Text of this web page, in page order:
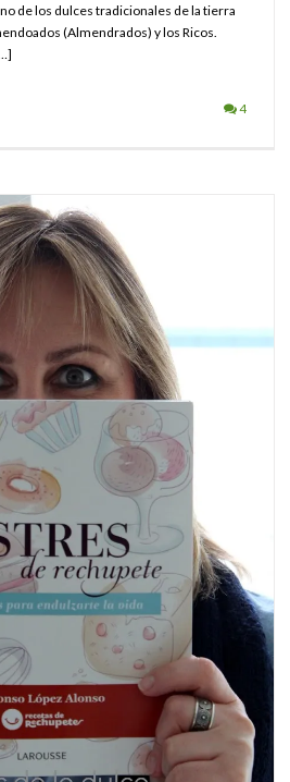
de los dulces tradicionales de la tierra
(Almendrados) y los Ricos.
4